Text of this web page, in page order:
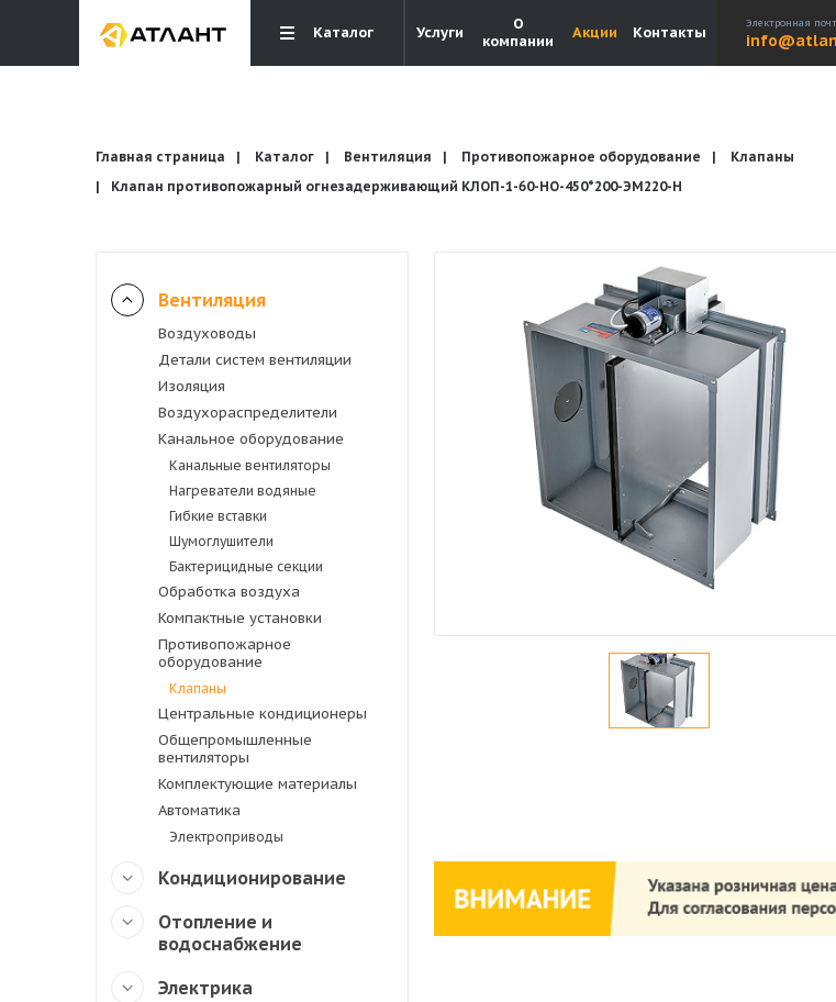
Каталог Услуги
О
компании
Акции Контакты
Электронная
Акции
Кондиционирование
Отопление и водоснабжение
Электрика
Главная страница Каталог Вентиляция Противопожарное оборудование
Клапаны
Клапан противопожарный огнезадерживающий КЛОП-1-60-НО-450*200-ЭМ220-H
Вентиляция
Воздуховоды
Детали систем вентиляции
Изоляция
Воздухораспределители
Канальное оборудование
Канальные вентиляторы
Нагреватели водяные
Гибкие вставки
Шумоглушители
Бактерицидные секции
Обработка воздуха
Компактные установки
Противопожарное
оборудование
Клапаны
Центральные кондиционеры
Общепромышленные
вентиляторы
Комплектующие материалы
Автоматика
Электроприводы
Кондиционирование
Отопление и
водоснабжение
Электрика